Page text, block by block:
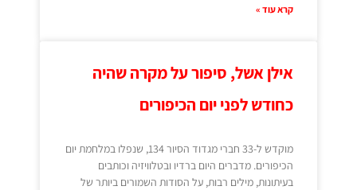
קרא עוד »
אילן אשל, סיפור על מקרה שהיה
כחודש לפני יום הכיפורים
מוקדש ל-33 חברי מגדוד הסיור 134, שנפלו במלחמת יום
הכיפורים. מדברים היום ברדיו ובטלוויזיה וכותבים
בעיתונות, מילים רבות, על הסודות השמורים ביותר של